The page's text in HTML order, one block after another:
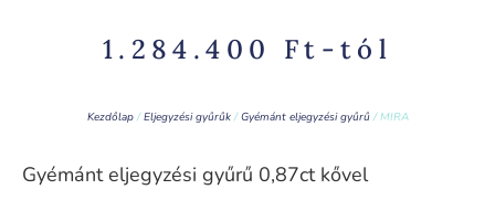
1.284.400 Ft -tól
Kezdőlap/Eljegyzési gyűrűk/Gyémánt eljegyzési gyűrű/ MIRA
Gyémánt eljegyzési gyűrű 0,87ct kővel